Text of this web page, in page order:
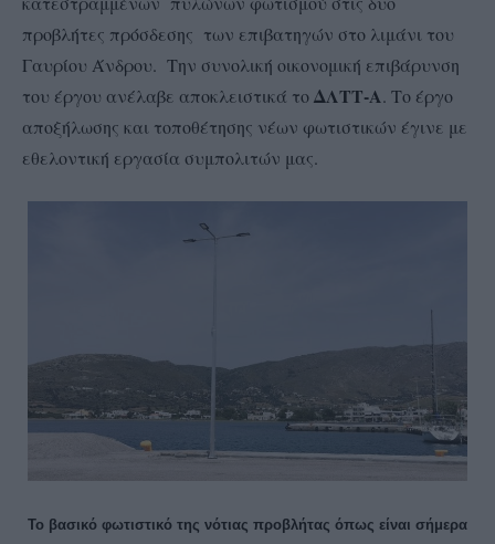
προβλήτες πρόσδεσης των επιβατηγών στο λιμάνι του
Γαυρίου Άνδρου. Την συνολική οικονομική επιβάρυνση
του έργου ανέλαβε αποκλειστικά τοΔΛΤΤ-Α. Το έργο
αποξήλωσης και τοποθέτησης νέων φωτιστικών έγινε με
εθελοντική εργασία συμπολιτών μας.
Το βασικό φωτιστικό της νότιας προβλήτας όπως είναι σήμερα